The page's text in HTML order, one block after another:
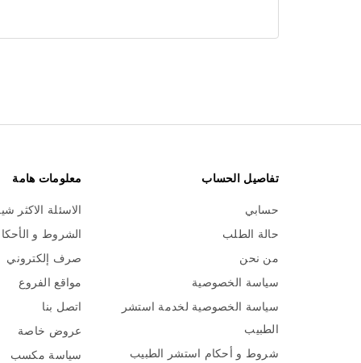
تفاصيل الحساب
حسابي
حالة الطلب
من نحن
سياسة الخصوصية
سياسة الخصوصية لخدمة استشر
الطبيب
شروط و أحكام استشر الطبيب
معلومات هامة
الاسئلة الاكثر
الشروط و
صرف إلكتروني
مواقع الفروع
اتصل بنا
عروض خاصة
سياسة مكسب